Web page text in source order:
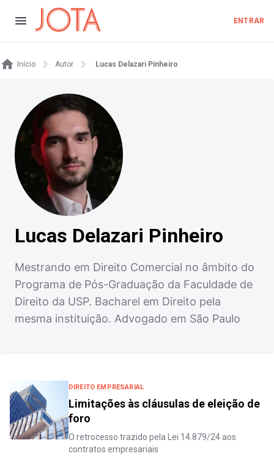
ENTRAR
Início Autor Lucas Delazari Pinheiro
Lucas Delazari Pinheiro
Mestrando em Direito Comercial no âmbito do
Programa de Pós-Graduação da Faculdade de
Direito da USP. Bacharel em Direito pela
mesma instituição. Advogado em São Paulo
DIREITO EMPRESARIAL
Limitações às cláusulas de eleição de
foro
O retrocesso trazido pela Lei 14.879/24 aos
contratos empresariais